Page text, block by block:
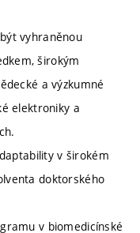
vyhraněnou
širokým
a výzkumné
elektroniky a
v širokém
doktorského
v biomedicínské